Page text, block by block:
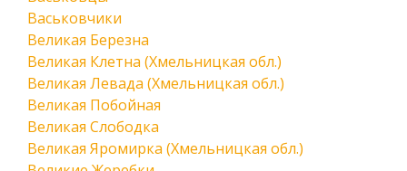
Васьковчики
Великая Березна
Великая Клетна (Хмельницкая обл.)
Великая Левада (Хмельницкая обл.)
Великая Побойная
Великая Слободка
Великая Яромирка (Хмельницкая обл.)